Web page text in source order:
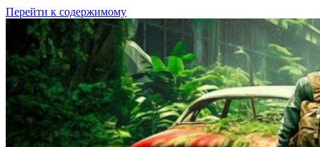
Перейти к содержимому